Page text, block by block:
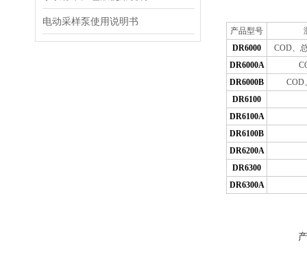
电动采样泵使用说明书
产品型号
DR6000 COD、
DR6000A
DR6000B
COD
DR6100
DR6100A
DR6100B
DR6200A
DR6300
DR6300A